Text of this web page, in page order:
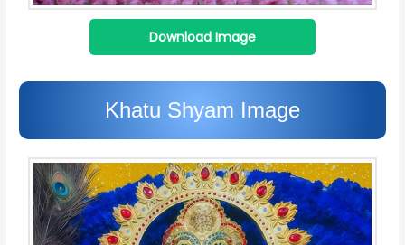
Download Image
Khatu Shyam Image